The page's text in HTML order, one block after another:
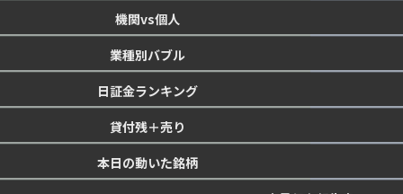
機関vs個人
業種別バブル
日証金ランキング
貸付残＋売り
本日の動いた銘柄